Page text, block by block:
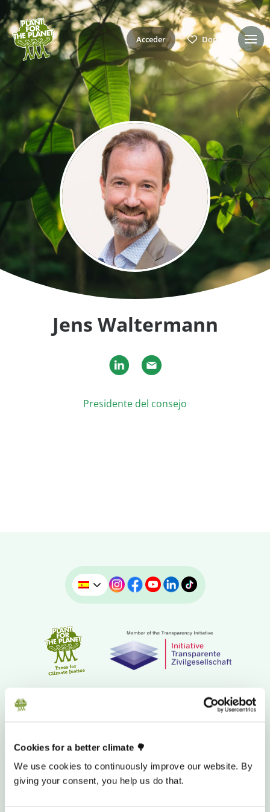
Cookies for a better climate 🌳
We use cookies to continuously improve our website. By
giving your consent, you help us do that.
Acceder Donar
Jens Waltermann
Presidente del consejo
CUENTA BANCARIA PARA DONAR